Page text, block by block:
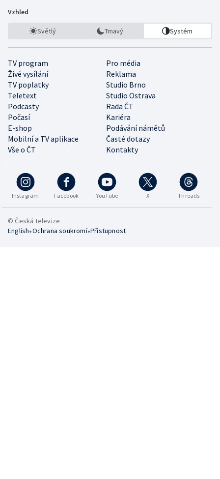
Vzhled
Světlý Tmavý Systém
TV program
Pro média
Živé vysílání
Reklama
TV poplatky
Studio Brno
Teletext
Studio Ostrava
Podcasty
Rada ČT
Počasí
Kariéra
E-shop
Podávání námětů
Mobilní a TV aplikace
Časté dotazy
Vše o ČT
Kontakty
Instagram Facebook YouTube X Threads
© Česká televize
English•Ochrana soukromí•Přístupnost